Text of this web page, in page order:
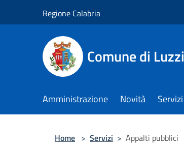
Regione Calabria
Comune di Luzzi
Amministrazione Novità Servizi
Home > Servizi > Appalti pubblici